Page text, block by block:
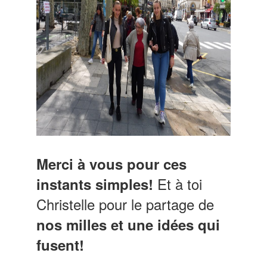
Merci à vous pour ces
instants simples! Et à toi
Christelle pour le partage de
nos milles et une idées qui
fusent!